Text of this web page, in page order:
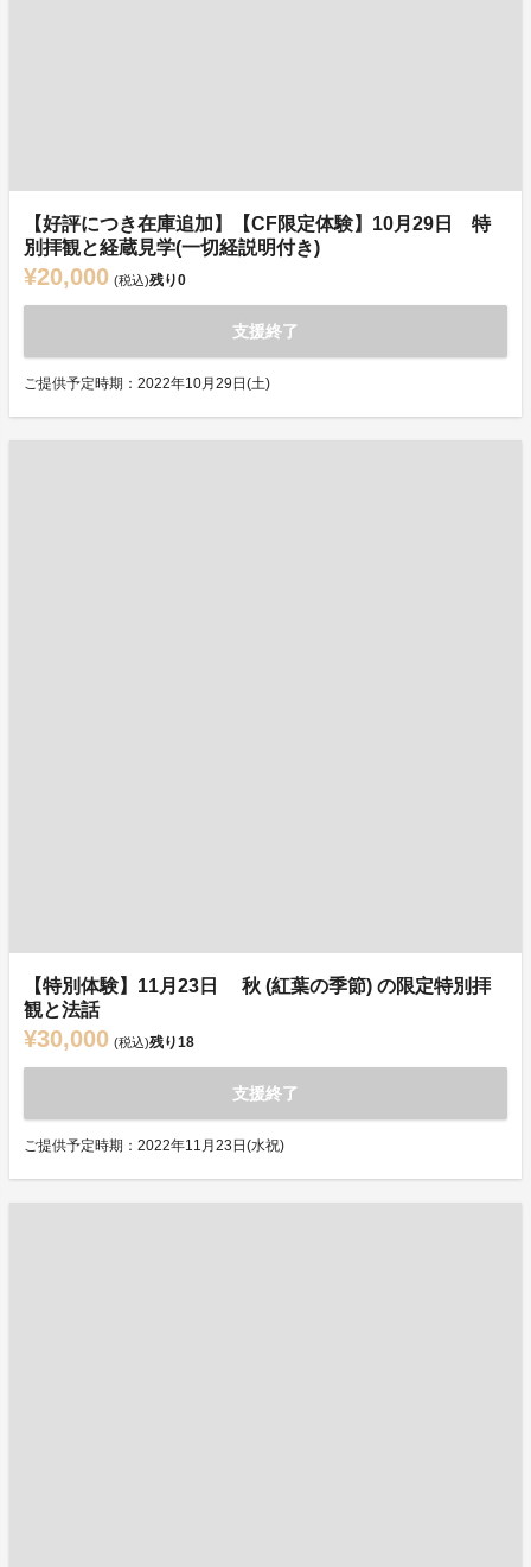
【好評につき在庫追加】【CF限定体験】10月29日 特
別拝観と経蔵見学(一切経説明付き)
¥20,000 (税込)残り0
支援終了
ご提供予定時期：2022年10月29日(土)
【特別体験】11月23日 秋 (紅葉の季節) の限定特別拝
観と法話
¥30,000 (税込)残り18
支援終了
ご提供予定時期：2022年11月23日(水祝)